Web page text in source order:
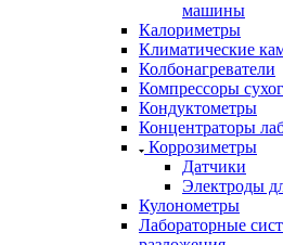
машины
Калориметры
Климатические
Колбонагреватели
Компрессоры
Кондуктометры
Концентраторы
Коррозиметры
Датчики
Электроды
Кулонометры
Лабораторные